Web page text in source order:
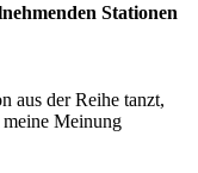
Stationen
aus der Reihe tanzt,
meine Meinung